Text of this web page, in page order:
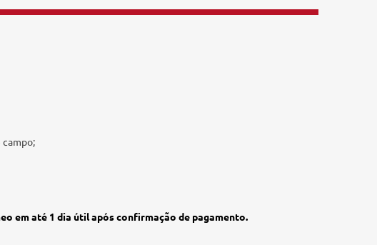
em até 1 dia útil após confirmação de pagamento.